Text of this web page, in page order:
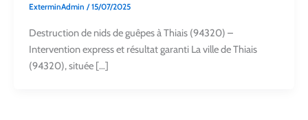
ExterminAdmin /15/07/2025
Destruction de nids de guêpes à Thiais (94320) –
Intervention express et résultat garanti La ville de Thiais
(94320), située […]